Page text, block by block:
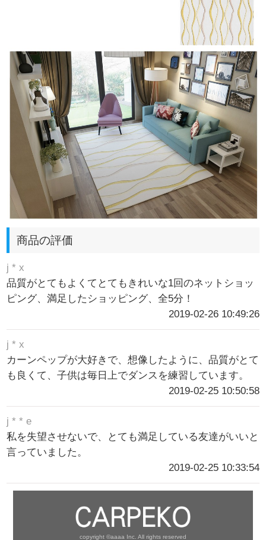
商品の評価
j * x
品質がとてもよくてとてもきれいな1回のネットショッ
ピング、満足したショッピング、全5分！
2019-02-26 10:49:26
j * x
カーンペップが大好きで、想像したように、品質がとて
も良くて、子供は毎日上でダンスを練習しています。
2019-02-25 10:50:58
j * * e
私を失望させないで、とても満足している友達がいいと
言っていました。
2019-02-25 10:33:54
copyright ©aaaa Inc. All rights reserved